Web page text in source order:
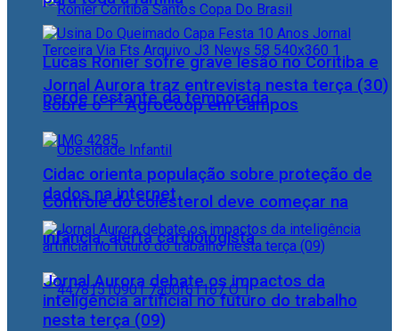
Lucas Ronier sofre grave lesão no Coritiba e
perde restante da temporada
Controle do colesterol deve começar na
infância, alerta cardiologista
Jornal Aurora traz entrevista nesta terça (30)
sobre o 1° AgroCoop em Campos
Cidac orienta população sobre proteção de
dados na internet
Jornal Aurora debate os impactos da
inteligência artificial no futuro do trabalho
nesta terça (09)